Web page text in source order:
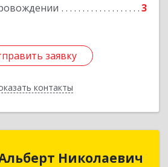
3
заявку
контакты
заявку
Назад
Николаевич
Николаевич